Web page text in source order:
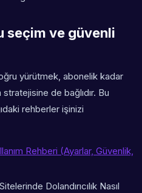
seçim ve güvenli
yürütmek, abonelik kadar
de bağlıdır. Bu
rehberler işinizi
Rehberi (Ayarlar, Güvenlik,
Dolandırıcılık Nasıl